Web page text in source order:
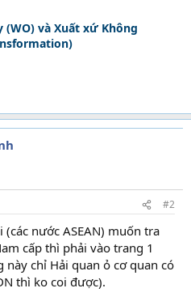
(WO) và Xuất xứ Không
#2
nước ASEAN) muốn tra
cấp thì phải vào trang 1
này chỉ Hải quan ỏ cơ quan có
thì ko coi được).